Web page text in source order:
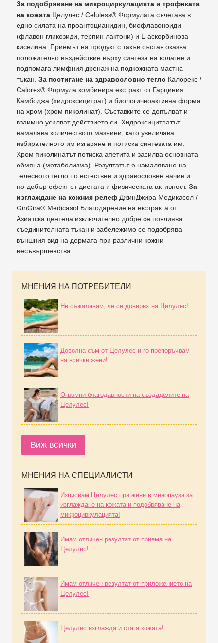
За подобряване на микроциркулацията и трофиката
на кожата Целулес / Celuless® Формулата съчетава в
едно силата на проантоцианидин, биофлавоноиди
(флавон гликозиди, терпин лактони) и L-аскорбинова
киселина. Приемът на продукт с такъв състав оказва
положително въздействие върху синтеза на колаген и
подпомага лимфния дренаж на подкожната мастна
тъкан. За постигане на здравословно тегло Калорекс /
Calorex® Формула комбинира екстракт от Гарциния
Камбоджа (хидроксицитрат) и биологичноактивна форма
на хром (хром пиколинат). Съставките се допълват и
взаимно усилват действието си. Хидроксицитратът
намалява количеството мазнини, като увеличава
избирателното им изгаряне и потиска синтезата им.
Хром пиколинатът потиска апетита и засилва основната
обмяна (метаболизма). Резултатът е намаляване на
телесното тегло по естествен и здравословен начин и
по-добър ефект от диетата и физическата активност. За
изглаждане на кожния релеф ДжинДжира Медикасол /
GinGira® Medicasol Благодарение на екстракта от
Азиатска центела изключително добре се повлиява
съединителната тъкан и забележимо се подобрява
външния вид на дермата при различни кожни
несъвършенства.
МНЕНИЯ НА ПОТРЕБИТЕЛИ
Не съжалявам, че се доверих на Целулес!
Доволна съм от Целулес и го препоръчвам
на всички жени!
Огромни благодарности на създаделите на
Целулес!
Виж всички
МНЕНИЯ НА СПЕЦИАЛИСТИ
Изписвам Целулес при жени в менопауза за
изглаждане на кожата и подобряване на
микроциркулацията!
Имам отличен резултат от приема на
Целулес!
Имам отличен резултат от приложението на
Целулес!
Целулес изглажда и стяга кожата!